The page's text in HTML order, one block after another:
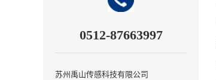
0512-87663997
苏州禹山传感科技有限公司